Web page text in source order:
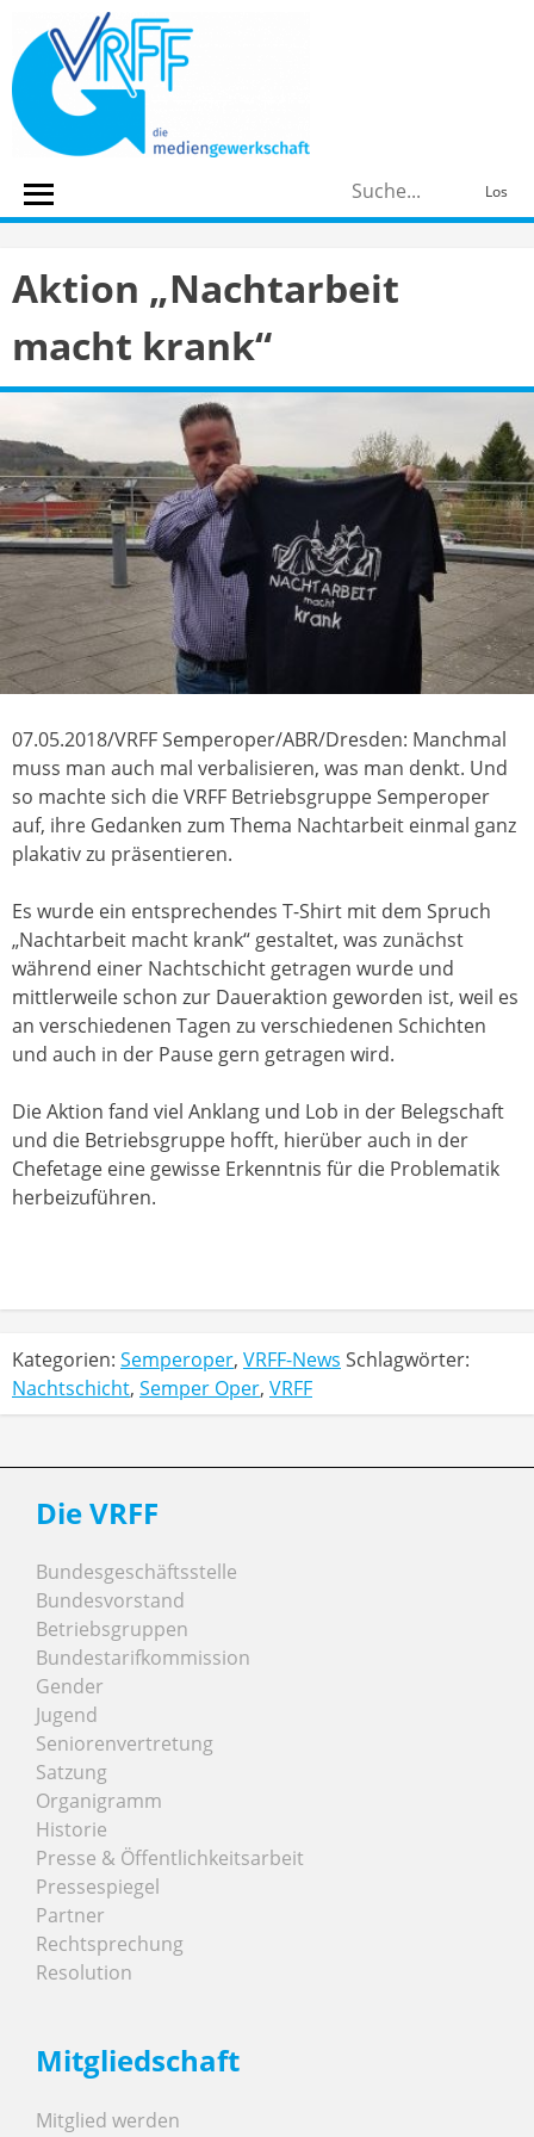
content
Los
Aktion „Nachtarbeit
macht krank“
07.05.2018/VRFF Semperoper/ABR/Dresden: Manchmal
muss man auch mal verbalisieren, was man denkt. Und
so machte sich die VRFF Betriebsgruppe Semperoper
auf, ihre Gedanken zum Thema Nachtarbeit einmal ganz
plakativ zu präsentieren.
Es wurde ein entsprechendes T-Shirt mit dem Spruch
„Nachtarbeit macht krank“ gestaltet, was zunächst
während einer Nachtschicht getragen wurde und
mittlerweile schon zur Daueraktion geworden ist, weil es
an verschiedenen Tagen zu verschiedenen Schichten
und auch in der Pause gern getragen wird.
Die Aktion fand viel Anklang und Lob in der Belegschaft
und die Betriebsgruppe hofft, hierüber auch in der
Chefetage eine gewisse Erkenntnis für die Problematik
herbeizuführen.
Kategorien: Semperoper, VRFF-News Schlagwörter:
Nachtschicht, Semper Oper, VRFF
Die VRFF
Bundesgeschäftsstelle
Bundesvorstand
Betriebsgruppen
Bundestarifkommission
Gender
Jugend
Seniorenvertretung
Satzung
Organigramm
Historie
Presse & Öffentlichkeitsarbeit
Pressespiegel
Partner
Rechtsprechung
Resolution
Mitgliedschaft
Mitglied werden